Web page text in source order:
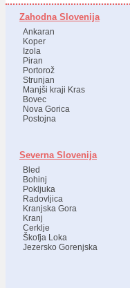
Zahodna Slovenija
Ankaran
Koper
Izola
Piran
Portorož
Strunjan
Manjši kraji Kras
Bovec
Nova Gorica
Postojna
Severna Slovenija
Bled
Bohinj
Pokljuka
Radovljica
Kranjska Gora
Kranj
Cerklje
Škofja Loka
Jezersko Gorenjska